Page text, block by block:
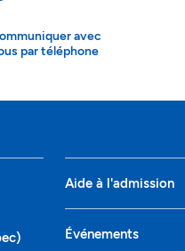
avec
par téléphone
Aide à l'admission
Événements